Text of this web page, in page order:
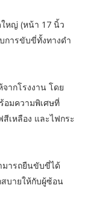
หญ่ (หน้า 17 นิ้ว
การขับขี่ทั้งทางดำ
ากโรงงาน โดย
อมความพิเศษที่
เหลือง และไฟกระ
มารถยืนขับขี่ได้
บายให้กับผู้ซ้อน